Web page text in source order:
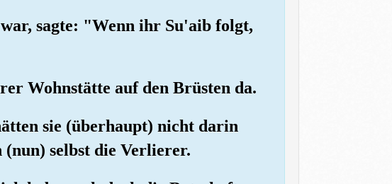
sagte: "Wenn ihr Su'aib folgt,
Wohnstätte auf den Brüsten da.
sie (überhaupt) nicht darin
selbst die Verlierer.